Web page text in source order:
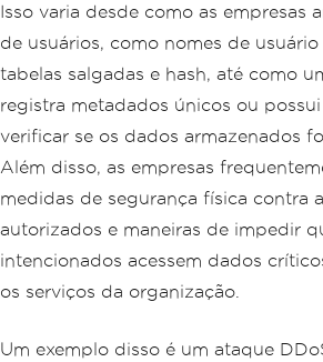
Isso varia desde como as empresas
de usuários, como nomes de
tabelas salgadas e hash, até como
registra metadados únicos ou
verificar se os dados armazenados
Além disso, as empresas
medidas de segurança física contra
autorizados e maneiras de impedir
intencionados acessem dados
os serviços da organização.
Um exemplo disso é um ataque